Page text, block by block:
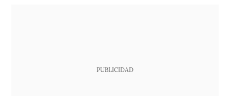
PUBLICIDAD